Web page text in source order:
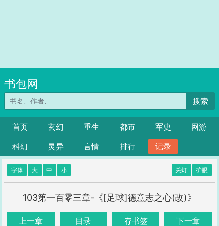
书包网
搜索
首页 玄幻 重生 都市 军史
网游
科幻
灵异 言情 排行 记录
字体 大 中 小 关灯 护眼
103第一百零三章-《[足球]德意志之心(改)》
上一章 目录 存书签 下一章